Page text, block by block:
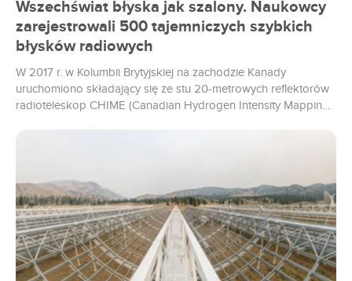
Wszechświat błyska jak szalony. Naukowcy
zarejestrowali 500 tajemniczych szybkich
błysków radiowych
W 2017 r. w Kolumbii Brytyjskiej na zachodzie Kanady
uruchomiono składający się ze stu 20-metrowych reflektorów
radioteleskop CHIME (Canadian Hydrogen Intensity Mapping